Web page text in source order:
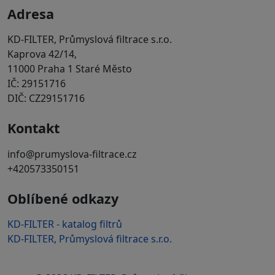
Adresa
KD-FILTER, Průmyslová filtrace s.r.o.
Kaprova 42/14,
11000 Praha 1 Staré Město
IČ: 29151716
DIČ: CZ29151716
Kontakt
info@prumyslova-filtrace.cz
+420573350151
Oblíbené odkazy
KD-FILTER - katalog filtrů
KD-FILTER, Průmyslová filtrace s.r.o.